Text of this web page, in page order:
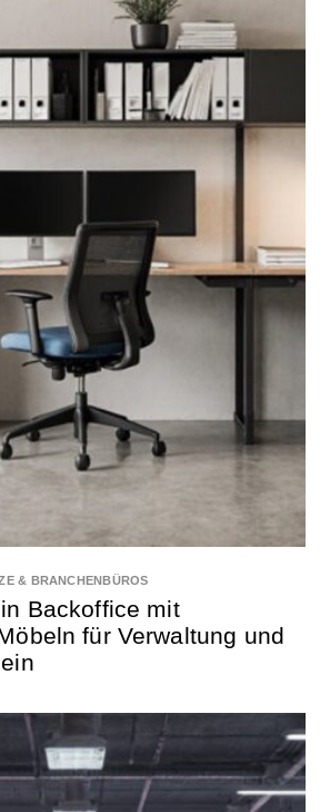
& BRANCHENBÜROS
Backoffice mit
für Verwaltung und